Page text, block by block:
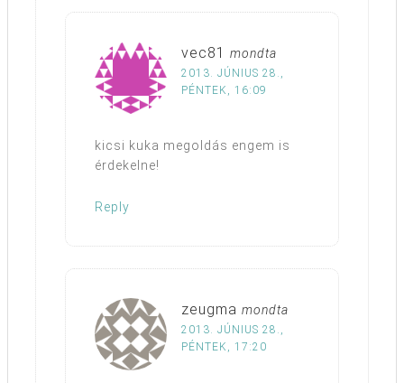
vec81 mondta
2013. JÚNIUS 28.,
PÉNTEK, 16:09
kicsi kuka megoldás engem is
érdekelne!
Reply
zeugma mondta
2013. JÚNIUS 28.,
PÉNTEK, 17:20